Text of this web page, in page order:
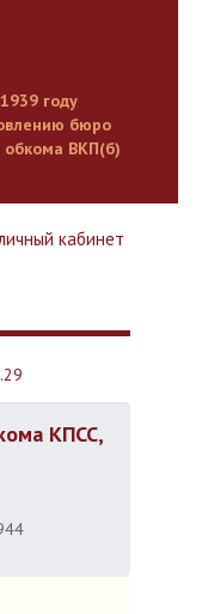
году
бюро
обкома ВКП(б)
кабинет
КПСС,